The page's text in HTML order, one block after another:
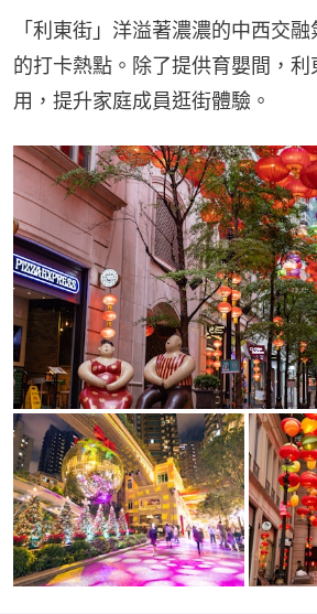
「利東街」洋溢著濃濃的中西交
的打卡熱點。除了提供育嬰間，
用，提升家庭成員逛街體驗。